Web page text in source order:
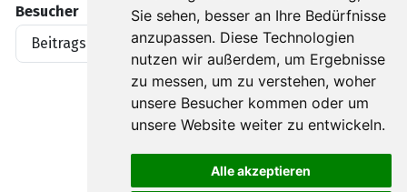
Sie sehen, besser an Ihre Bedürfnisse
anzupassen. Diese Technologien
nutzen wir außerdem, um Ergebnisse
zu messen, um zu verstehen, woher
unsere Besucher kommen oder um
unsere Website weiter zu entwickeln.
Alle akzeptieren
Besucher
Beitragsaufrufe
1919396